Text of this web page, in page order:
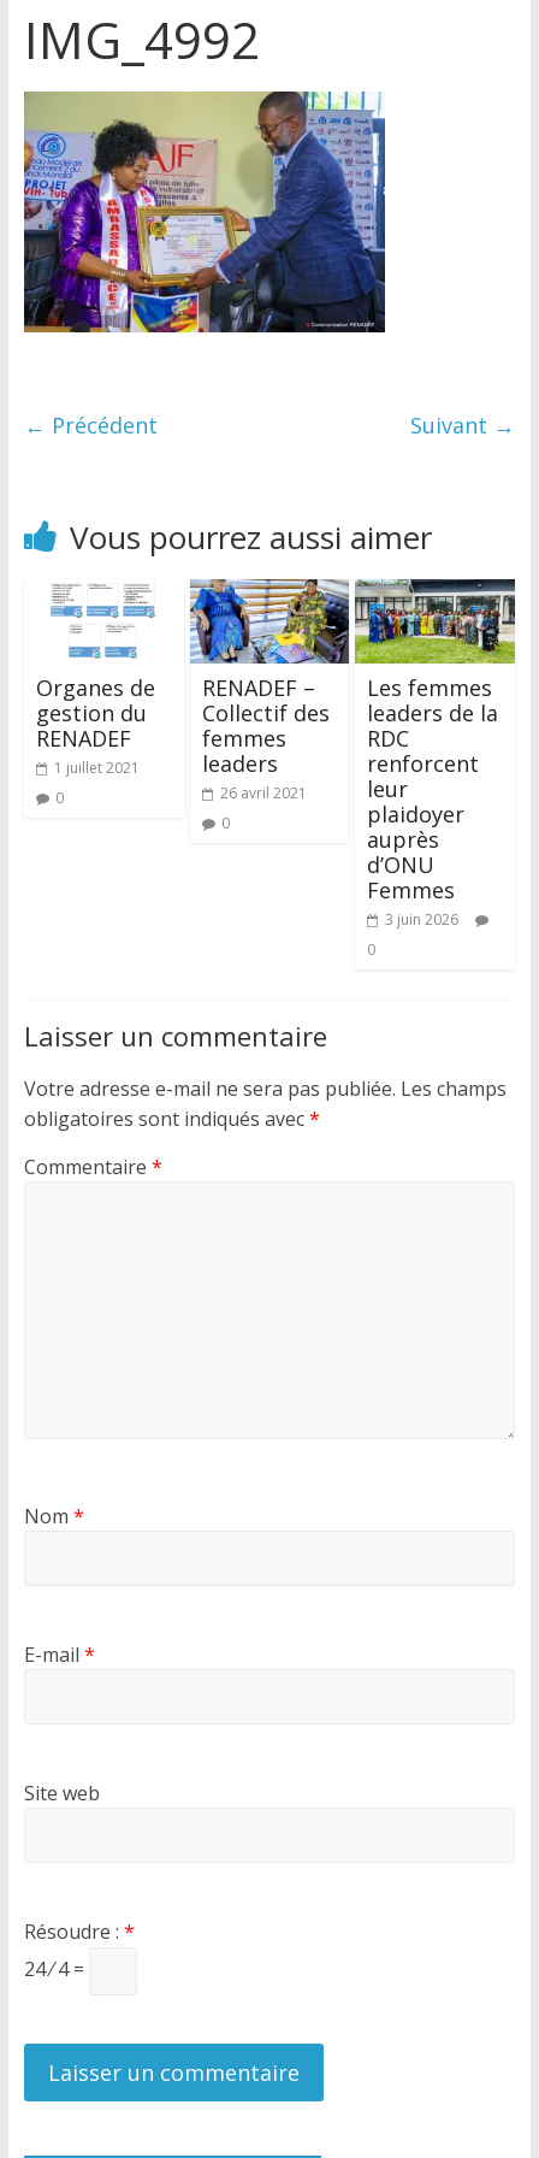
IMG_4992
← Précédent Suivant →
Vous pourrez aussi aimer
Organes de
gestion du
RENADEF
1 juillet 2021
0
RENADEF –
Collectif des
femmes
leaders
26 avril 2021
0
Les femmes
leaders de la
RDC
renforcent
leur
plaidoyer
auprès
d’ONU
Femmes
3 juin 2026
0
Laisser un commentaire
Votre adresse e-mail ne sera pas publiée. Les champs
obligatoires sont indiqués avec*
Commentaire *
Nom *
E-mail *
Site web
Résoudre : *
24 ⁄ 4 =